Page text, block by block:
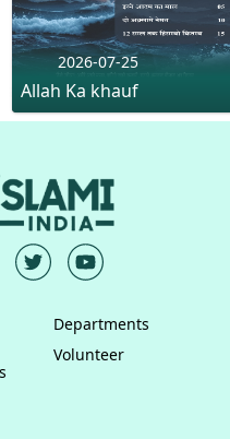
01
1)
2026-07-25
Allah Ka khauf
Departments
Volunteer